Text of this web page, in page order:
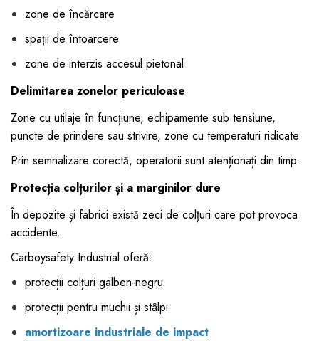
zone de încărcare
spații de întoarcere
zone de interzis accesul pietonal
Delimitarea zonelor periculoase
Zone cu utilaje în funcțiune, echipamente sub tensiune,
puncte de prindere sau strivire, zone cu temperaturi ridicate.
Prin semnalizare corectă, operatorii sunt atenționați din timp.
Protecția colțurilor și a marginilor dure
În depozite și fabrici există zeci de colțuri care pot provoca
accidente.
Carboysafety Industrial oferă:
protecții colțuri galben-negru
protecții pentru muchii și stâlpi
amortizoare industriale de impact